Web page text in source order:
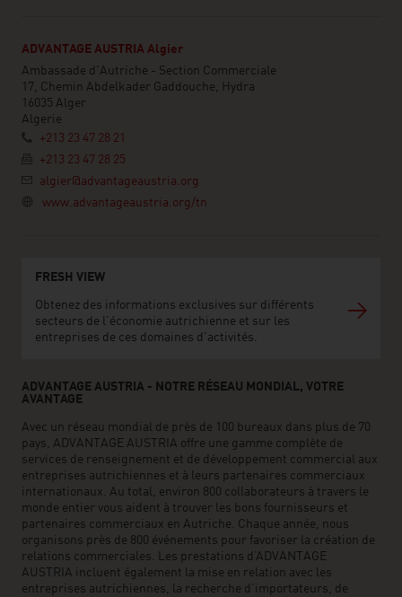
ADVANTAGE AUSTRIA Algier
Ambassade d'Autriche - Section Commerciale
17, Chemin Abdelkader Gaddouche, Hydra
16035 Alger
Algerie
+213 23 47 28 21
+213 23 47 28 25
algier@advantageaustria.org
www.advantageaustria.org/tn
FRESH VIEW
Obtenez des informations exclusives sur différents
secteurs de l'économie autrichienne et sur les
entreprises de ces domaines d'activités.
ADVANTAGE AUSTRIA - NOTRE RÉSEAU MONDIAL, VOTRE
AVANTAGE
Avec un réseau mondial de près de 100 bureaux dans plus de 70
pays, ADVANTAGE AUSTRIA offre une gamme complète de
services de renseignement et de développement commercial aux
entreprises autrichiennes et à leurs partenaires commerciaux
internationaux. Au total, environ 800 collaborateurs à travers le
monde entier vous aident à trouver les bons fournisseurs et
partenaires commerciaux en Autriche. Chaque année, nous
organisons près de 800 événements pour favoriser la création de
relations commerciales. Les prestations d’ADVANTAGE
AUSTRIA incluent également la mise en relation avec les
entreprises autrichiennes, la recherche d’importateurs, de